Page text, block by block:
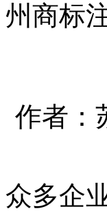
州商标
作者：
众多企